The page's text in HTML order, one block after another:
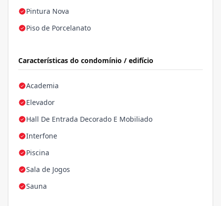
Pintura Nova
Piso de Porcelanato
Características do condomínio / edifício
Academia
Elevador
Hall De Entrada Decorado E Mobiliado
Interfone
Piscina
Sala de Jogos
Sauna